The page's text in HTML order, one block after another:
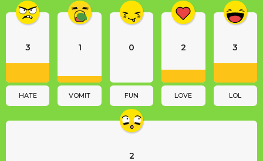
n
i
o
3
HATE
1
VOMIT
0
FUN
2
LOVE
3
LOL
2